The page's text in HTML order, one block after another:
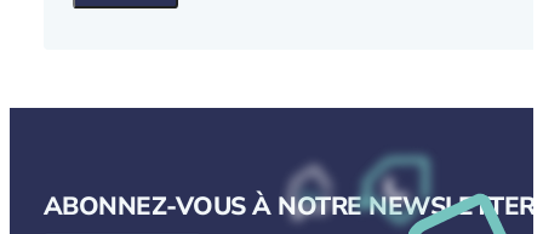
ABONNEZ-VOUS À NOTRE